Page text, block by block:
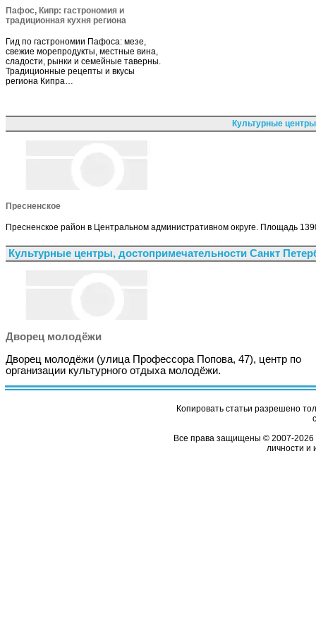
Пафос, Кипр: гастрономия и
традиционная кухня региона
Гид по гастрономии Пафоса: мезе,
свежие морепродукты, местные вина,
сладости, рынки и семейные таверны.
Традиционные рецепты и вкусы
региона Кипра…
Культурные
Пресненское
Пресненское район в Центральном административном округе. Площадь
Культурные центры, достопримечательности Санкт
Дворец молодёжи
Дворец молодёжи (улица Профессора Попова, 47), центр по
организации культурного отдыха молодёжи.
Копировать статьи разрешено
Все права защищены © 2007-2026
личности и